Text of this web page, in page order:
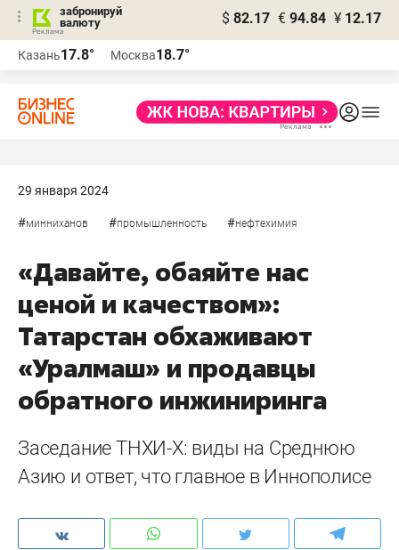
забронируй
валюту
$ 82.17 € 94.84 ¥ 12.17
Казань17.8° Москва18.7°
29 января 2024
#минниханов #промышленность #нефтехимия
«Давайте, обаяйте нас
ценой и качеством»:
Татарстан обхаживают
«Уралмаш» и продавцы
обратного инжиниринга
Заседание ТНХИ-Х: виды на Среднюю
Азию и ответ, что главное в Иннополисе